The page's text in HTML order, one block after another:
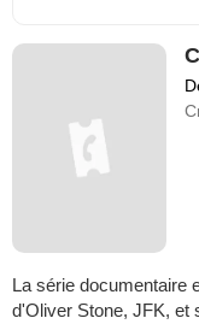
La série documentaire
d'Oliver Stone, JFK, et